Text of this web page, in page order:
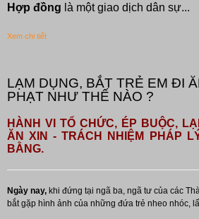
Hợp đồng là một giao dịch dân sự...
Xem chi tiết
LẠM DỤNG, BẮT TRẺ EM ĐI
PHẠT NHƯ THẾ NÀO ?
HÀNH VI TỔ CHỨC, ÉP BUỘC,
ĂN XIN - TRÁCH NHIỆM PHÁP
BẰNG.
Ngày nay, khi đứng tại ngã ba, ngã tư của các
bắt gặp hình ảnh của những đứa trẻ nheo nhóc,